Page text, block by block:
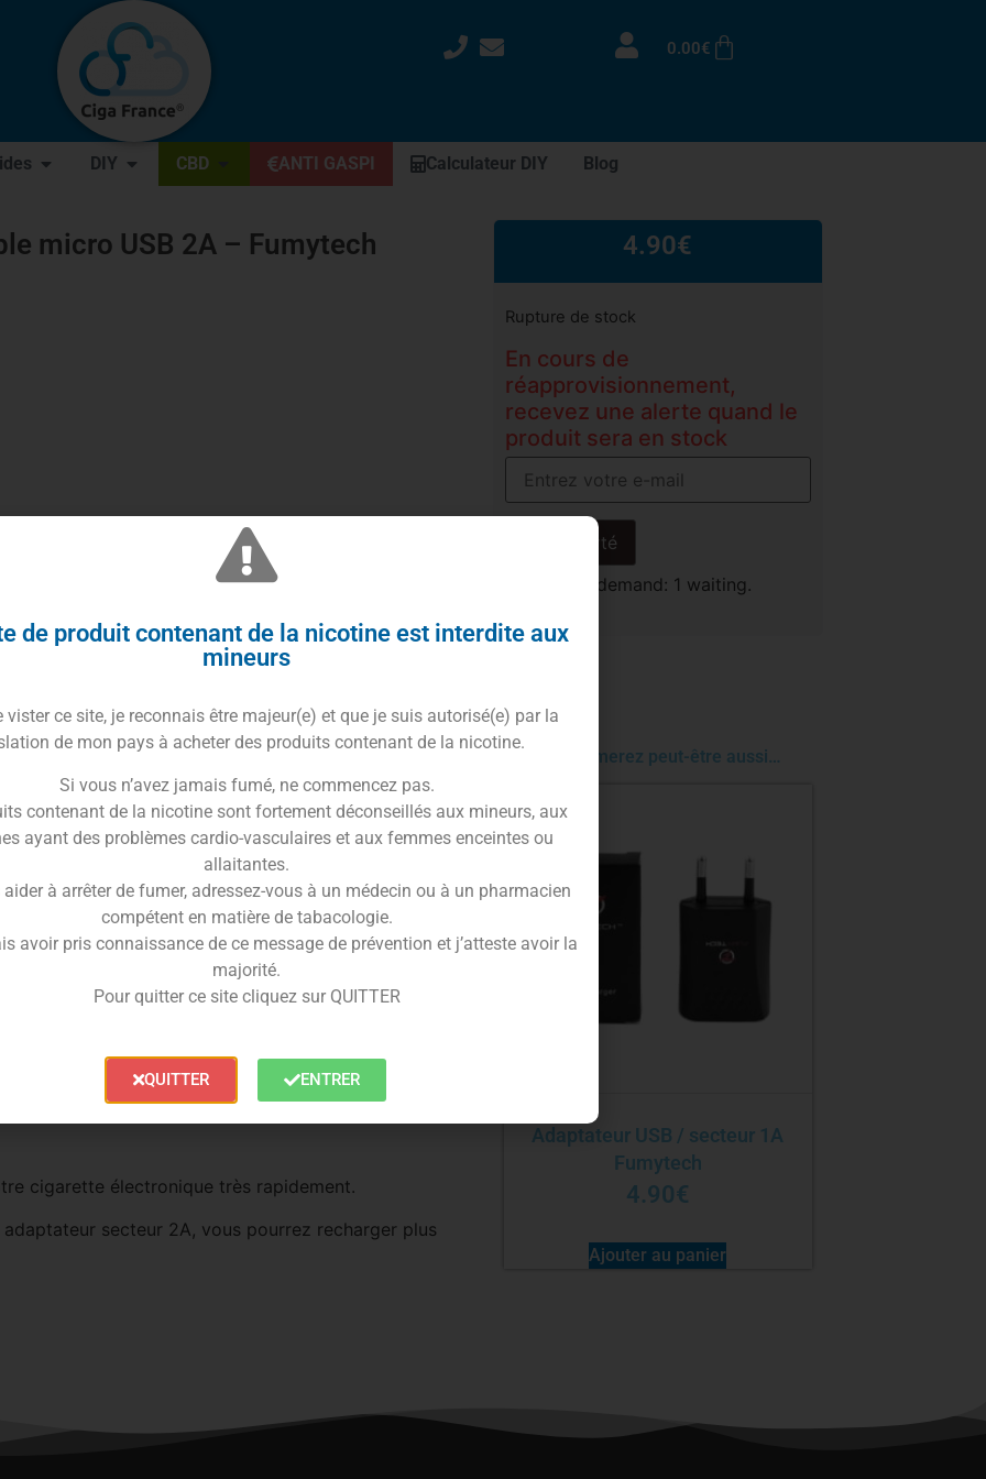
0.00€
DIY CBD ANTI GASPI Calculateur DIY Blog
micro USB 2A – Fumytech
micro USB Fumytech 2 A pour recharger votre cigarette
facilement.
4.90€
Rupture de stock
En cours de
réapprovisionnement,
recevez une alerte quand le
produit sera en stock
Être alerté
Product in demand: 1 waiting.
2A – Fumytech
cigarette électronique très rapidement.
secteur 2A, vous pourrez recharger plus
Vous aimerez peut-être aussi…
Adaptateur USB / secteur 1A
Fumytech
4.90€
Ajouter au panier
de produit contenant de la nicotine est interdite aux
mineurs
vister ce site, je reconnais être majeur(e) et que je suis autorisé(e) par la
de mon pays à acheter des produits contenant de la nicotine.
Si vous n’avez jamais fumé, ne commencez pas.
contenant de la nicotine sont fortement déconseillés aux mineurs, aux
ayant des problèmes cardio-vasculaires et aux femmes enceintes ou
allaitantes.
à arrêter de fumer, adressez-vous à un médecin ou à un pharmacien
compétent en matière de tabacologie.
avoir pris connaissance de ce message de prévention et j’atteste avoir la
majorité.
Pour quitter ce site cliquez sur QUITTER
QUITTER ENTRER